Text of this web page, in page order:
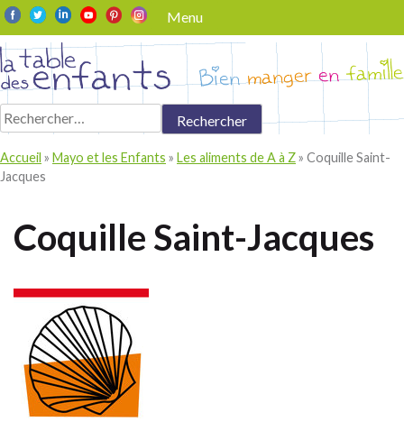
Skip
to
content
Menu
Rechercher :
Accueil » Mayo et les Enfants » Les aliments de A à Z» Coquille Saint-
Jacques
Coquille Saint-Jacques